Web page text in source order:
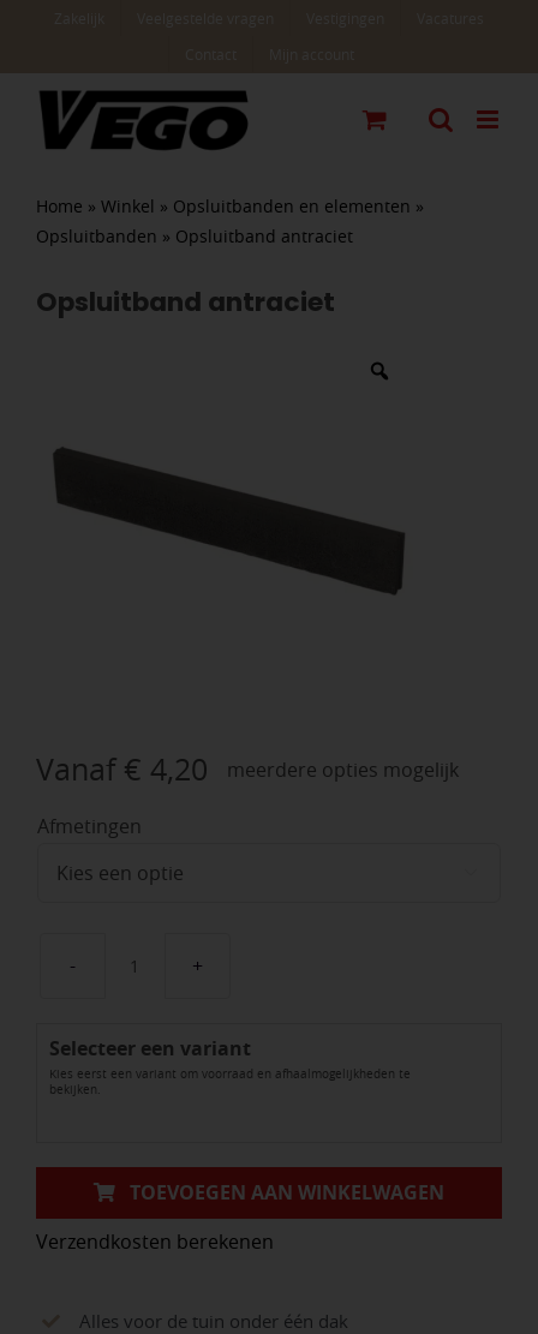
Home » Winkel » Opsluitbanden en elementen »
Opsluitbanden » Opsluitband antraciet
Opsluitband antraciet
Vanaf € 4,20 meerdere opties mogelijk
Afmetingen
Opsluitband
aantal
Selecteer een variant
Kies eerst een variant om voorraad en afhaalmogelijkheden te
bekijken.
TOEVOEGEN AAN WINKELWAGEN
Verzendkosten berekenen
Alles voor de tuin onder één dak